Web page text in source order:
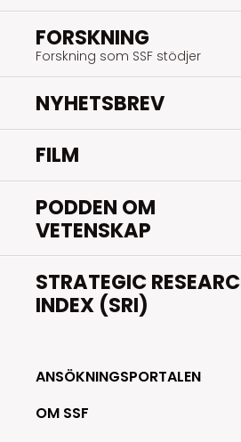
FORSKNING
Forskning som SSF stödjer
NYHETSBREV
FILM
PODDEN OM
VETENSKAP
STRATEGIC
INDEX (SRI)
ANSÖKNINGSPORTALEN
OM SSF